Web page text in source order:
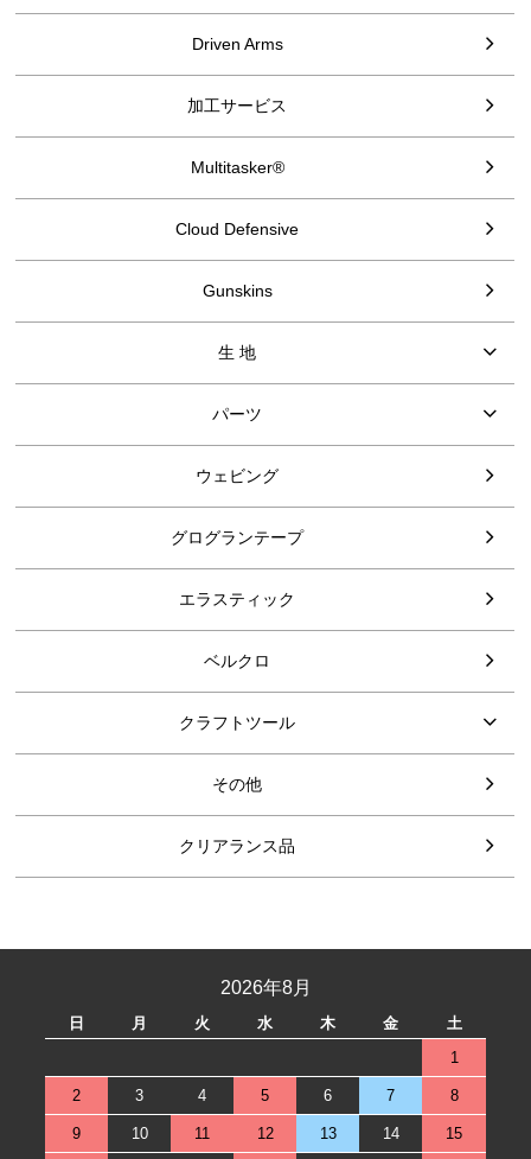
Driven Arms
加工サービス
Multitasker®
Cloud Defensive
Gunskins
生 地
パーツ
ウェビング
グログランテープ
エラスティック
ベルクロ
クラフトツール
その他
クリアランス品
2026年8月
日 月 火 水 木 金
土
1
2 3 4 5 6 7 8
9 10 11 12 13 14 15